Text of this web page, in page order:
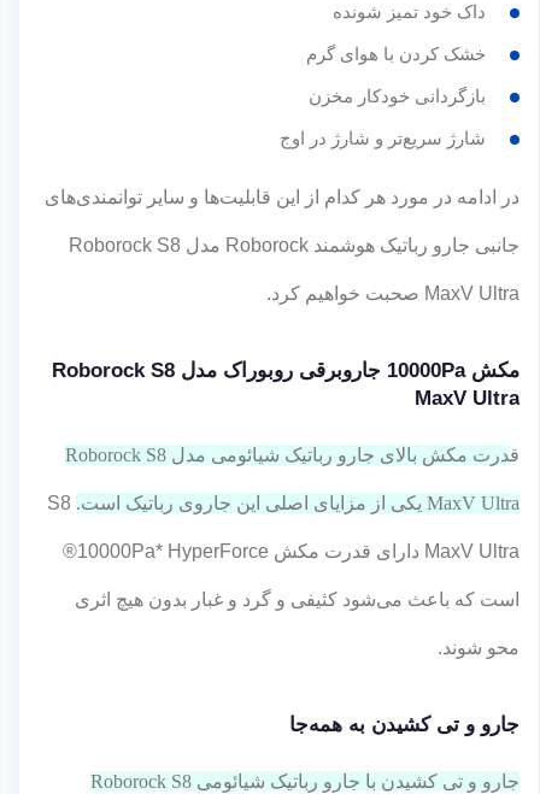
داک خود تمیز شونده
خشک کردن با هوای گرم
بازگردانی خودکار مخزن
شارژ سریع‌تر و شارژ در اوج
در ادامه در مورد هر کدام از این قابلیت‌ها و سایر توانمندی‌های
جانبی جارو رباتیک هوشمند Roborock مدل Roborock S8
MaxV Ultra صحبت خواهیم کرد.
مکش 10000Pa جاروبرقی روبوراک مدل Roborock S8
MaxV Ultra
ق درت مکش بالای جارو رباتیک شیائومی مدل Roborock S8
MaxV Ultra یکی از مزایای اصلی این جاروی رباتیک است. S8
MaxV Ultra دارای قدرت مکش 10000Pa* HyperForce®
است که باعث می‌شود کثیفی و گرد و غبار بدون هیچ اثری
محو شوند.
جارو و تی کشیدن به همه‌جا
جارو و تی کشیدن با جارو رباتیک شیائومی Roborock S8